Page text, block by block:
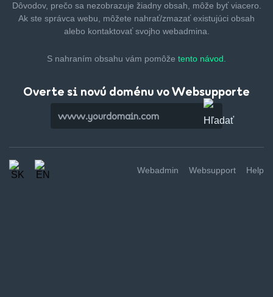
Dôvodov, prečo sa nezobrazuje žiadny obsah, môže byťviacero.
Ak ste správca webu, môžete nahrať/zmazaťexistujúci obsah
alebo kontaktovať svojho webadmina.
S nahraním obsahu vám pomôže tento návod.
Overte si novú doménu vo Websupporte
Webadmin Websupport Help